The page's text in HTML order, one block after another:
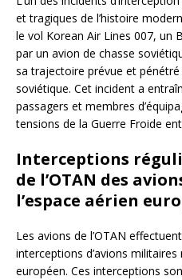
et tragiques de l’histoire
le vol Korean Air Lines 007, un
par un avion de chasse
sa trajectoire prévue et pénétré
soviétique. Cet incident a
passagers et membres
tensions de la Guerre Froide
Interceptions
de l’OTAN des
l’espace aérien
Les avions de l’OTAN
interceptions d’avions militaires
européen. Ces interceptions